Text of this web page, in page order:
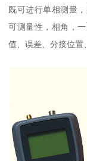
既可进行单相测量
可测量性，相角，
值、误差、分接位置